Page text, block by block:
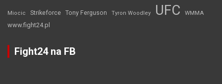
Miocic Strikeforce Tony Ferguson Tyron Woodley UFC WMMA
www.fight24.pl
Fight24 na FB